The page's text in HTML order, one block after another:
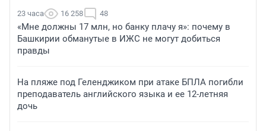
23 часа 16 258 48
«Мне должны 17 млн, но банку плачу я»: почему в
Башкирии обманутые в ИЖС не могут добиться
правды
На пляже под Геленджиком при атаке БПЛА погибли
преподаватель английского языка и ее 12-летняя
дочь